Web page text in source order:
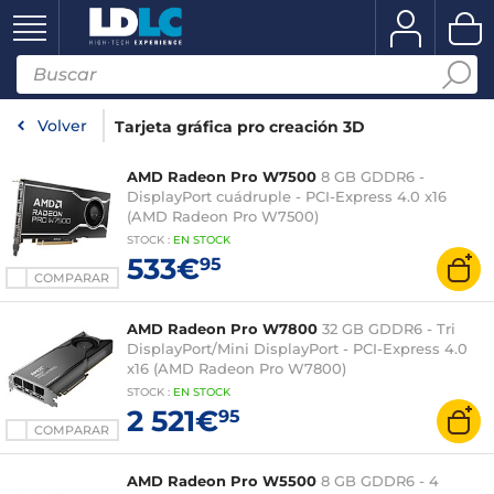
Volver Tarjeta gráfica pro creación 3D
COMPARAR
AMD Radeon Pro W7500 8 GB GDDR6 -
DisplayPort cuádruple - PCI-Express 4.0 x16
(AMD Radeon Pro W7500)
STOCK : EN STOCK
533€95
COMPARAR
AMD Radeon Pro W7800 32 GB GDDR6 - Tri
DisplayPort/Mini DisplayPort - PCI-Express 4.0
x16 (AMD Radeon Pro W7800)
STOCK : EN STOCK
2 521€95
AMD Radeon Pro W5500 8 GB GDDR6 - 4